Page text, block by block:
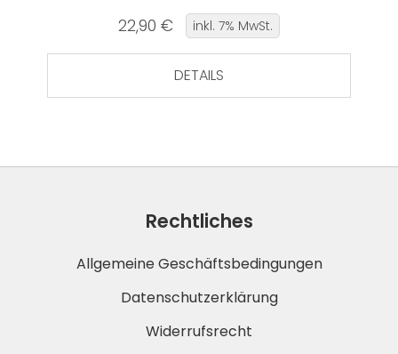
22,90 € inkl. 7% MwSt.
DETAILS
Rechtliches
Allgemeine Geschäftsbedingungen
Datenschutzerklärung
Widerrufsrecht